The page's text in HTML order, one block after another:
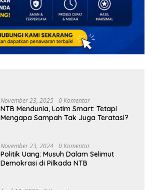
November 23, 2025 0 Komentar
NTB Mendunia, Lotim Smart: Tetapi
Mengapa Sampah Tak Juga Teratasi?
November 23, 2024 0 Komentar
Politik Uang: Musuh Dalam Selimut
Demokrasi di Pilkada NTB